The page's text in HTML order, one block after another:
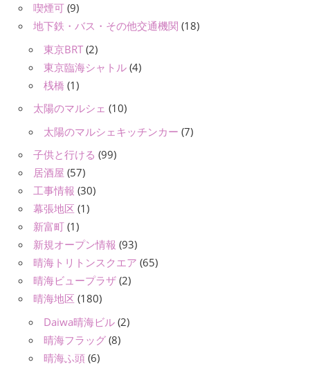
喫煙可 (9)
地下鉄・バス・その他交通機関 (18)
東京BRT (2)
東京臨海シャトル (4)
桟橋 (1)
太陽のマルシェ (10)
太陽のマルシェキッチンカー (7)
子供と行ける (99)
居酒屋 (57)
工事情報 (30)
幕張地区 (1)
新富町 (1)
新規オープン情報 (93)
晴海トリトンスクエア (65)
晴海ビュープラザ (2)
晴海地区 (180)
Daiwa晴海ビル (2)
晴海フラッグ (8)
晴海ふ頭 (6)